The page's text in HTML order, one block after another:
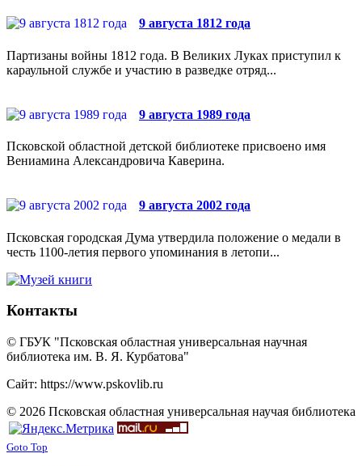
9 августа 1812 года
Партизаны войны 1812 года. В Великих Луках приступил к
караульной службе и участию в разведке отряд...
9 августа 1989 года
Псковской областной детской библиотеке присвоено имя
Вениамина Александровича Каверина.
9 августа 2002 года
Псковская городская Дума утвердила положение о медали в
честь 1100-летия первого упоминания в летопи...
Контакты
© ГБУК "Псковская областная универсальная научная
библиотека им. В. Я. Курбатова"
Сайт: https://www.pskovlib.ru
© 2026 Псковская областная универсальная научая библиотека
Goto Top